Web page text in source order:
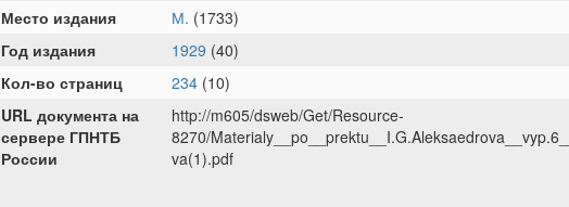
Место издания
М. (1733)
Год издания
1929 (40)
Кол-во страниц
234 (10)
URL документа на
сервере ГПНТБ
России
http://m605/dsweb/Get/Resource-
8270/
va(1).pdf